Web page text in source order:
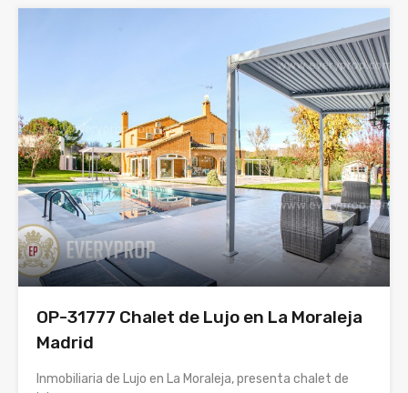
OP-31777 Chalet de Lujo en La Moraleja
Madrid
Inmobiliaria de Lujo en La Moraleja, presenta chalet de